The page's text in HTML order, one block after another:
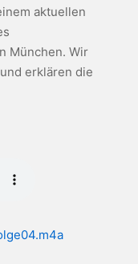
aktuellen
München. Wir
erklären die